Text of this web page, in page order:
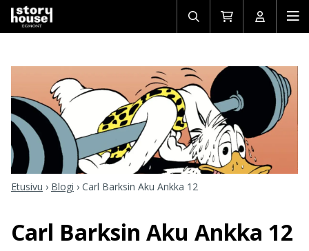
Avaa/sulje
haku
Siirry
ostoskoriin
Avaa/
Etusivu › Blogi › Carl Barksin Aku Ankka 12
Carl Barksin Aku Ankka 12